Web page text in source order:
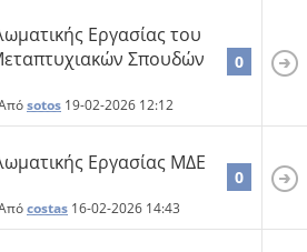
Εργασίας του
Σπουδών
sotos 19-02-2026 12:12
0
Εργασίας ΜΔΕ
costas 16-02-2026 14:43
0